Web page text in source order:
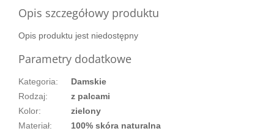
Opis szczegółowy produktu
Opis produktu jest niedostępny
Parametry dodatkowe
Kategoria:
Damskie
Rodzaj:
z palcami
Kolor:
zielony
Materiał:
100% skóra naturalna